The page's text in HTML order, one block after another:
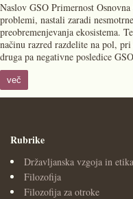
Naslov GSO Primernost
problemi, nastali zaradi
preobremenjevanja ekosistema.
načinu razred razdelite na pol,
druga pa negativne posledice
več
Rubrike
Državljanska vzgoja in etika
Filozofija
Filozofija za otroke